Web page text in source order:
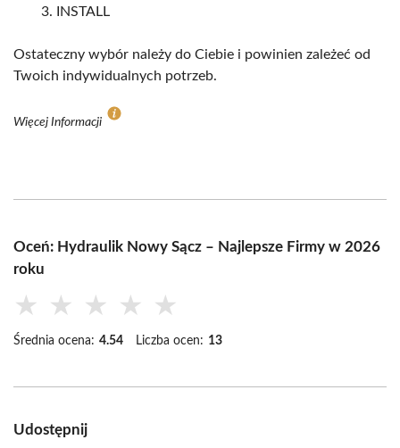
INSTALL
Ostateczny wybór należy do Ciebie i powinien zależeć od
Twoich indywidualnych potrzeb.
Więcej Informacji
Oceń: Hydraulik Nowy Sącz – Najlepsze Firmy w 2026
roku
★ ★ ★ ★ ★
Średnia ocena: 4.54 Liczba ocen: 13
Udostępnij